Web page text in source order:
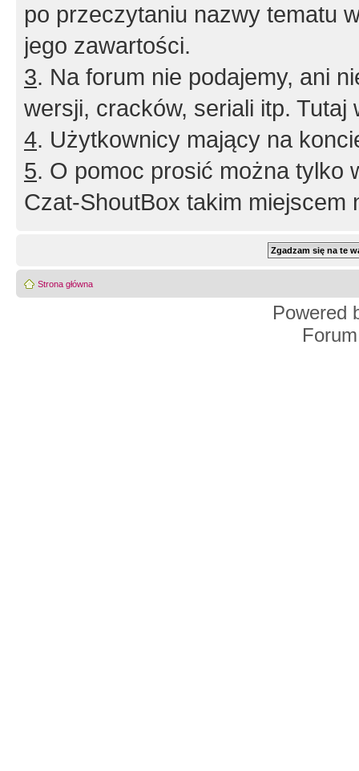
po przeczytaniu nazwy tematu
jego zawartości.
3. Na forum nie podajemy, ani
wersji, cracków, seriali itp. Tutaj
4. Użytkownicy mający na
5. O pomoc prosić można tylko
Czat-ShoutBox takim miejscem
Strona główna
Powered